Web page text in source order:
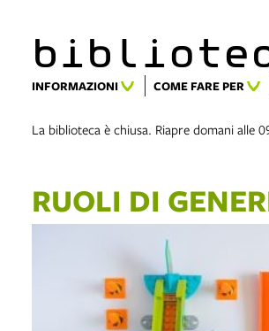
INFORMAZIONI COME FARE PER
La biblioteca è chiusa. Riapre domani alle
RUOLI DI